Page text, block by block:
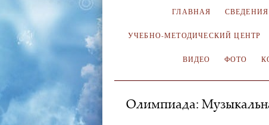
ГЛАВНАЯ
УЧЕБНО-МЕТОДИЧЕСКИЙ ЦЕНТР
ВИДЕО ФОТО
Олимпиада: